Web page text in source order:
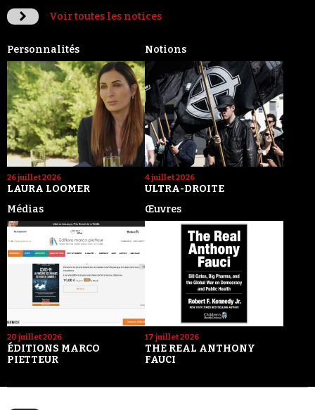
Voir toutes les notices
Personnalités
26 juillet 2026
LAURA LOOMER
Notions
4 juillet 2026
ULTRA-DROITE
Médias
20 juillet 2026
ÉDITIONS MARCO
PIETTEUR
Œuvres
17 juillet 2026
THE REAL ANTHONY
FAUCI